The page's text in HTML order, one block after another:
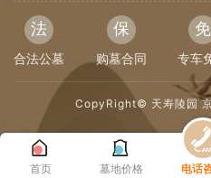
首页 墓地价格 电话
法
合法公墓
保
购墓合同
免
专车
CopyRight© 天寿陵园